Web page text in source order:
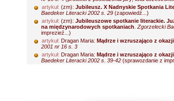
artykuł: (zm): Jubileusz. X Nadnyskie Spotkania
Baedeker Literacki 2002 s. 29 (zapowiedź...)
artykuł: (zm): Jubileuszowe spotkanie literackie.
na międzynarodowych spotkaniach Zgorzelecki
imprezieź...)
artykuł: Dragan Maria: Mądrze i wzruszająco z
2001 nr 16 s. 3
artykuł: Dragan Maria: Mądrze i wzruszająco z
Baedeker Literacki 2002 s. 39-42 (sprawozdanie z